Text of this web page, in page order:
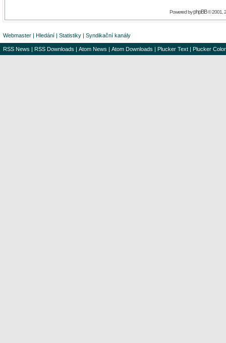
Powered byphpBB© 2001,
Webmaster | Hledání | Statistiky | Syndikační kanály
RSS News | RSS Downloads | Atom News | Atom Downloads | Plucker Text | Plucker Color